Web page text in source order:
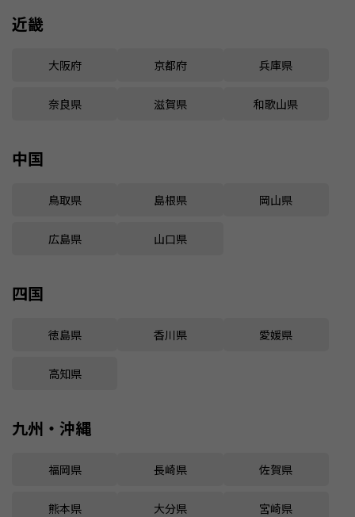
近畿
大阪府 京都府 兵庫県
奈良県 滋賀県 和歌山県
中国
鳥取県 島根県 岡山県
広島県 山口県
四国
徳島県 香川県 愛媛県
高知県
九州・沖縄
福岡県 長崎県 佐賀県
熊本県 大分県 宮崎県